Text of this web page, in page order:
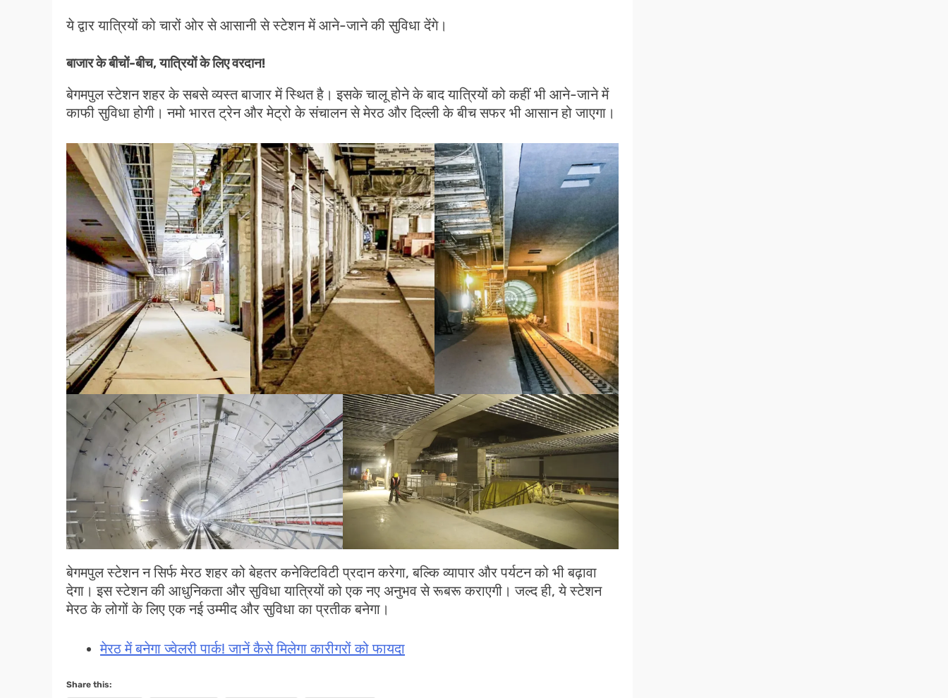
ये द्वार यात्रियों को चारों ओर से आसानी से स्टेशन में आने-जाने की सुविधा देंगे।
बाजार के बीचों-बीच, यात्रियों के लिए वरदान!
बेगमपुल स्टेशन शहर के सबसे व्यस्त बाजार में स्थित है। इसके चालू होने के बाद यात्रियों को कहीं भी आने-जाने में
काफी सुविधा होगी। नमो भारत ट्रेन और मेट्रो के संचालन से मेरठ और दिल्ली के बीच सफर भी आसान हो जाएगा।
बेगमपुल स्टेशन न सिर्फ मेरठ शहर को बेहतर कनेक्टिविटी प्रदान करेगा, बल्कि व्यापार और पर्यटन को भी बढ़ावा
देगा। इस स्टेशन की आधुनिकता और सुविधा यात्रियों को एक नए अनुभव से रूबरू कराएगी। जल्द ही, ये स्टेशन
मेरठ के लोगों के लिए एक नई उम्मीद और सुविधा का प्रतीक बनेगा।
मेरठ में बनेगा ज्वेलरी पार्क! जानें कैसे मिलेगा कारीगरों को फायदा
Share this: